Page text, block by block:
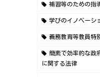
補習等のための指
学びのイノベーシ
義務教育等教員特
簡素で効率的な政
に関する法律